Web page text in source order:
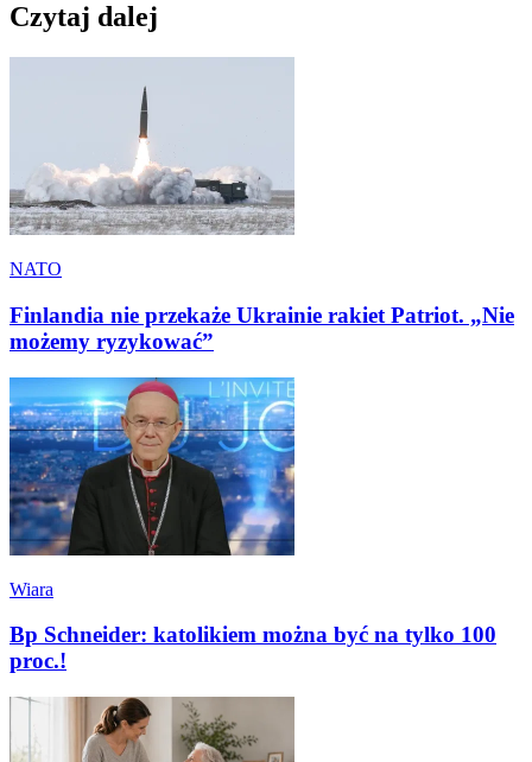
Czytaj dalej
NATO
Finlandia nie przekaże Ukrainie rakiet Patriot. „Nie
możemy ryzykować”
Wiara
Bp Schneider: katolikiem można być na tylko 100
proc.!